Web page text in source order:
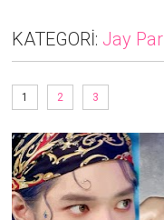
KATEGORİ: Jay
1 2 3